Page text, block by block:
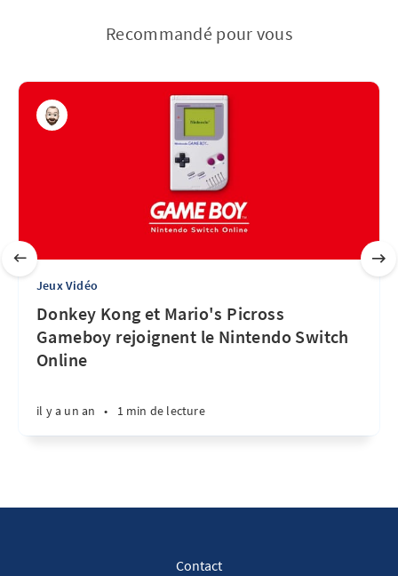
Recommandé pour vous
Jeux Vidéo
Donkey Kong et Mario's Picross
Gameboy rejoignent le Nintendo Switch
Online
il y a un an • 1 min de lecture
Contact